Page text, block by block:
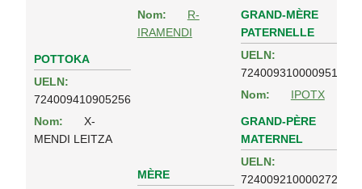
POTTOKA
UELN:
724009410905256
Nom:
X-
MENDI LEITZA
Nom:
R-
IRAMENDI
GRAND-MÈRE
PATERNELLE
UELN:
724009310000951
Nom:
IPOTX
MÈRE
GRAND-PÈRE
MATERNEL
UELN:
724009210000272